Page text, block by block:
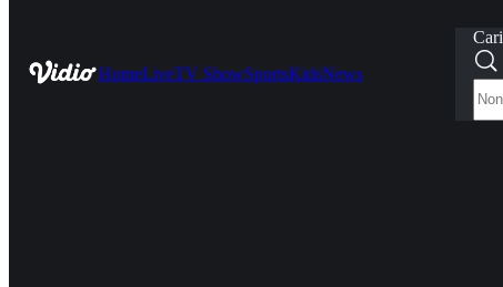
HomeLiveTV ShowSportsKidsNews
Cari